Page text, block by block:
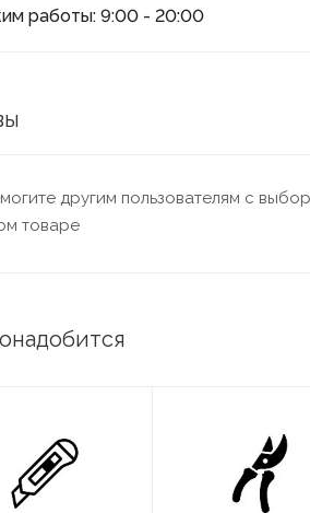
работы: 9:00 - 20:00
другим пользователям с
товаре